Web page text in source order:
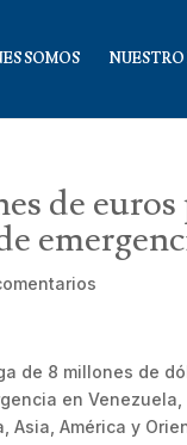
SOMOS NUESTRO
de
de 8 millones de
en
Asia, América y